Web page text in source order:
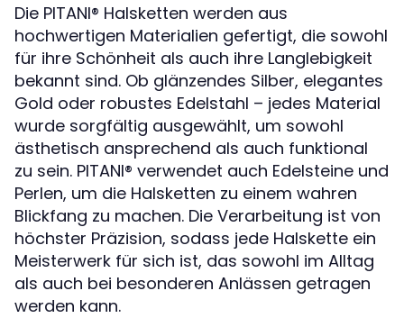
Die PITANI®️ Halsketten werden aus
hochwertigen Materialien gefertigt, die sowohl
für ihre Schönheit als auch ihre Langlebigkeit
bekannt sind. Ob glänzendes Silber, elegantes
Gold oder robustes Edelstahl – jedes Material
wurde sorgfältig ausgewählt, um sowohl
ästhetisch ansprechend als auch funktional
zu sein. PITANI®️ verwendet auch Edelsteine und
Perlen, um die Halsketten zu einem wahren
Blickfang zu machen. Die Verarbeitung ist von
höchster Präzision, sodass jede Halskette ein
Meisterwerk für sich ist, das sowohl im Alltag
als auch bei besonderen Anlässen getragen
werden kann.